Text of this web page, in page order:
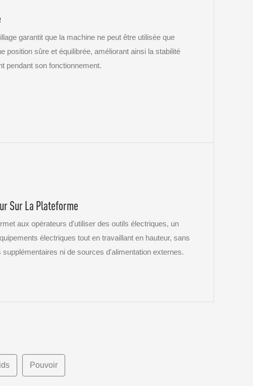
garantit que la machine ne peut être utilisée que
position sûre et équilibrée, améliorant ainsi la stabilité
pendant son fonctionnement.
Sur La Plateforme
aux opérateurs d'utiliser des outils électriques, un
électriques tout en travaillant en hauteur, sans
ni de sources d'alimentation externes.
Pouvoir